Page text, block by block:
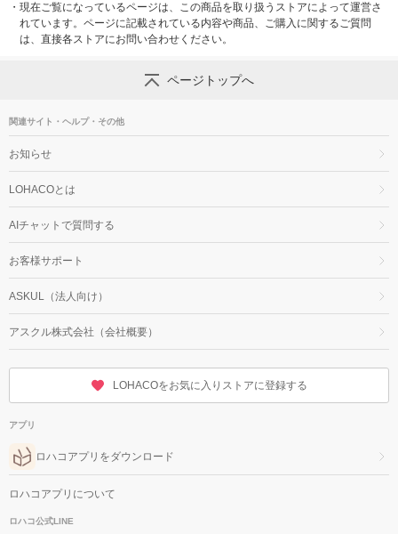
・ 現在ご覧になっているページは、この商品を取り扱うストアによって運営さ
れています。ページに記載されている内容や商品、ご購入に関するご質問
は、直接各ストアにお問い合わせください。
ページトップへ
関連サイト・ヘルプ・その他
お知らせ
LOHACOとは
AIチャットで質問する
お客様サポート
ASKUL（法人向け）
アスクル株式会社（会社概要）
LOHACOをお気に入りストアに登録する
アプリ
ロハコアプリをダウンロード
ロハコアプリについて
ロハコ公式LINE